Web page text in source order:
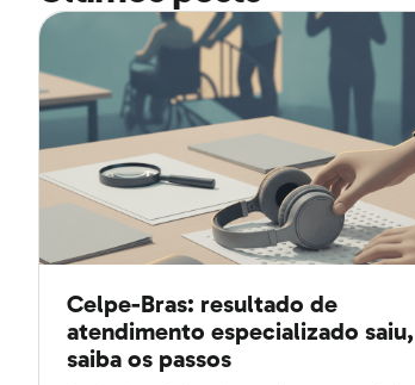
Celpe-Bras: resultado de
atendimento especializado saiu,
saiba os passos